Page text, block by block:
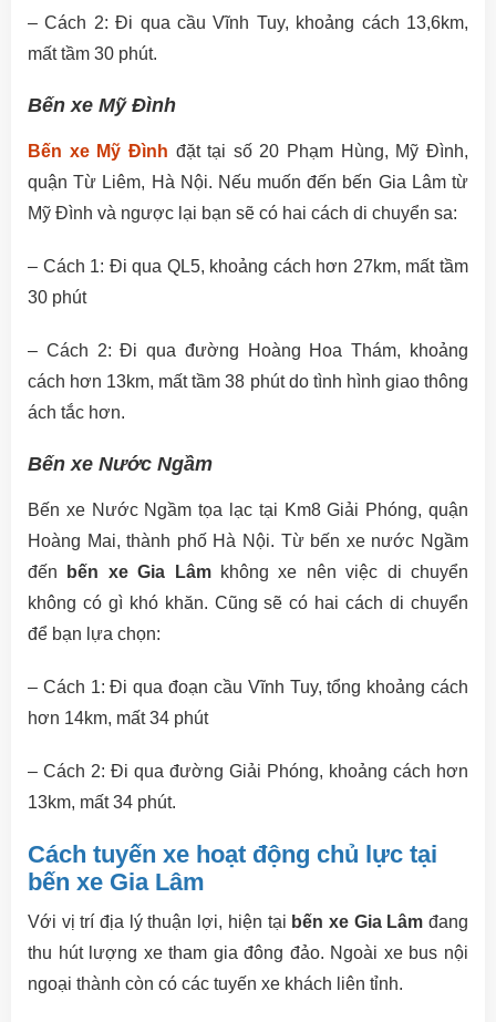
– Cách 2: Đi qua cầu Vĩnh Tuy, khoảng cách 13,6km,
mất tầm 30 phút.
Bến xe Mỹ Đình
Bến xe Mỹ Đình đặt tại số 20 Phạm Hùng, Mỹ Đình,
quận Từ Liêm, Hà Nội. Nếu muốn đến bến Gia Lâm từ
Mỹ Đình và ngược lại bạn sẽ có hai cách di chuyển sa:
– Cách 1: Đi qua QL5, khoảng cách hơn 27km, mất tầm
30 phút
– Cách 2: Đi qua đường Hoàng Hoa Thám, khoảng
cách hơn 13km, mất tầm 38 phút do tình hình giao thông
ách tắc hơn.
Bến xe Nước Ngầm
Bến xe Nước Ngầm tọa lạc tại Km8 Giải Phóng, quận
Hoàng Mai, thành phố Hà Nội. Từ bến xe nước Ngầm
đến
bến xe Gia Lâmkhông xe nên việc di chuyển
không có gì khó khăn. Cũng sẽ có hai cách di chuyển
để bạn lựa chọn:
– Cách 1: Đi qua đoạn cầu Vĩnh Tuy, tổng khoảng cách
hơn 14km, mất 34 phút
– Cách 2: Đi qua đường Giải Phóng, khoảng cách hơn
13km, mất 34 phút.
Cách tuyến xe hoạt động chủ lực tại
bến xe Gia Lâm
Với vị trí địa lý thuận lợi, hiện tại bến xe Gia Lâm đang
thu hút lượng xe tham gia đông đảo. Ngoài xe bus nội
ngoại thành còn có các tuyến xe khách liên tỉnh.